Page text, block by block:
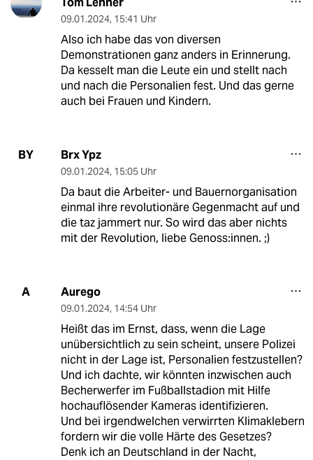
09.01.2024, 15:41 Uhr
Also ich habe das von diversen
Demonstrationen ganz anders in Erinnerung.
Da kesselt man die Leute ein und stellt nach
und nach die Personalien fest. Und das gerne
auch bei Frauen und Kindern.
BY Brx Ypz
09.01.2024, 15:05 Uhr
Da baut die Arbeiter- und Bauernorganisation
einmal ihre revolutionäre Gegenmacht auf und
die taz jammert nur. So wird das aber nichts
mit der Revolution, liebe Genoss:innen. ;)
A Aurego
09.01.2024, 14:54 Uhr
Heißt das im Ernst, dass, wenn die Lage
unübersichtlich zu sein scheint, unsere Polizei
nicht in der Lage ist, Personalien festzustellen?
Und ich dachte, wir könnten inzwischen auch
Becherwerfer im Fußballstadion mit Hilfe
hochauflösender Kameras identifizieren.
Und bei irgendwelchen verwirrten Klimaklebern
fordern wir die volle Härte des Gesetzes?
Denk ich an Deutschland in der Nacht,